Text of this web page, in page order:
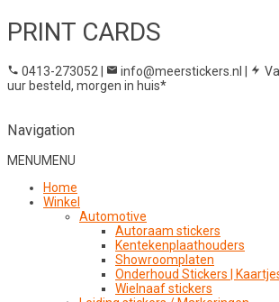
PRINT CARDS
0413-273052 | info@meerstickers.nl |
uur besteld, morgen in huis*
Navigation
MENUMENU
Home
Winkel
Automotive
Autoraam stickers
Kentekenplaathouders
Showroomplaten
Onderhoud Stickers |
Wielnaaf stickers